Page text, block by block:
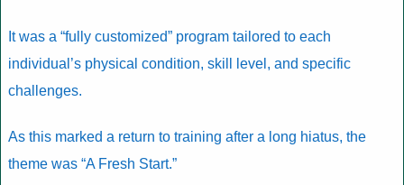
It was a “fully customized” program tailored to each
individual’s physical condition, skill level, and specific
challenges.
As this marked a return to training after a long hiatus, the
theme was “A Fresh Start.”